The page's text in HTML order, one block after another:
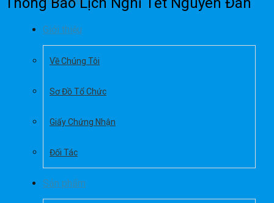
Giới thiệu
Về Chúng Tôi
Sơ Đồ Tổ Chức
Giấy Chứng Nhận
Đối Tác
Sản phẩm